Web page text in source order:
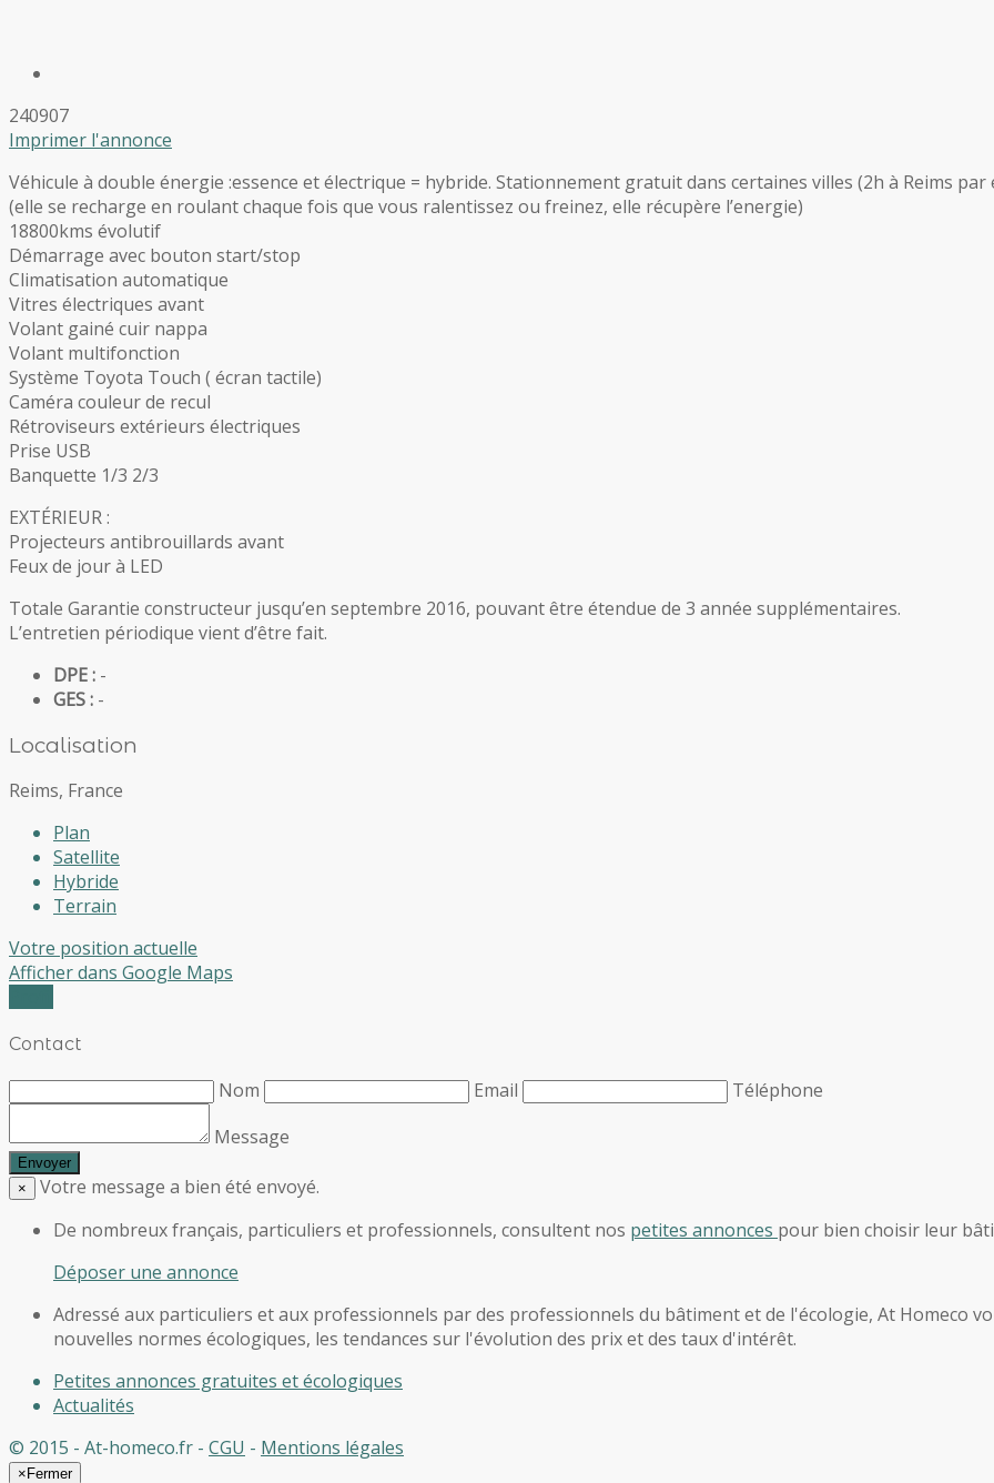
240907
Imprimer l'annonce
Véhicule à double énergie :essence et électrique = hybride. Stationnement gratuit dans certaines villes (2h à Reims par
(elle se recharge en roulant chaque fois que vous ralentissez ou freinez, elle récupère l’energie)
18800kms évolutif
Démarrage avec bouton start/stop
Climatisation automatique
Vitres électriques avant
Volant gainé cuir nappa
Volant multifonction
Système Toyota Touch ( écran tactile)
Caméra couleur de recul
Rétroviseurs extérieurs électriques
Prise USB
Banquette 1/3 2/3
EXTÉRIEUR :
Projecteurs antibrouillards avant
Feux de jour à LED
Totale Garantie constructeur jusqu’en septembre 2016, pouvant être étendue de 3 année supplémentaires.
L’entretien périodique vient d’être fait.
DPE : -
GES : -
Localisation
Reims, France
Plan
Satellite
Hybride
Terrain
Votre position actuelle
Afficher dans Google Maps
Contact
Nom Email
Téléphone
Message
×
Votre message a bien été envoyé.
De nombreux français, particuliers et professionnels, consultent nos petites annonces pour bien choisir leur
Déposer une annonce
Adressé aux particuliers et aux professionnels par des professionnels du bâtiment et de l'écologie, At Homeco
nouvelles normes écologiques, les tendances sur l'évolution des prix et des taux d'intérêt.
Petites annonces gratuites et écologiques
Actualités
© 2015 - At-homeco.fr - CGU - Mentions légales
× Fermer